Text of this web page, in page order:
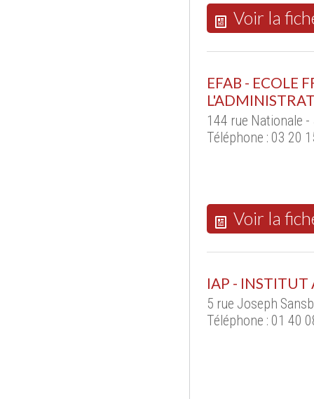
Voir la
EFAB - ECOLE
144 rue Nationale -
Téléphone : 03 20
Voir la
IAP - INSTITUT
5 rue Joseph
Téléphone : 01 40